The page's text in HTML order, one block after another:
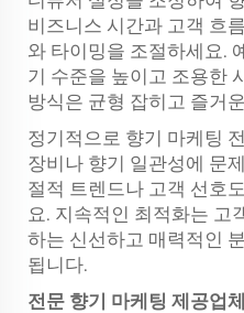
비즈니스 시간과 고객 흐
와 타이밍을 조절하세요.
기 수준을 높이고 조용한
방식은 균형 잡히고 즐거
정기적으로 향기 마케팅
장비나 향기 일관성에 문
절적 트렌드나 고객 선호
요. 지속적인 최적화는 고
하는 신선하고 매력적인
됩니다.
전문 향기 마케팅 제공업